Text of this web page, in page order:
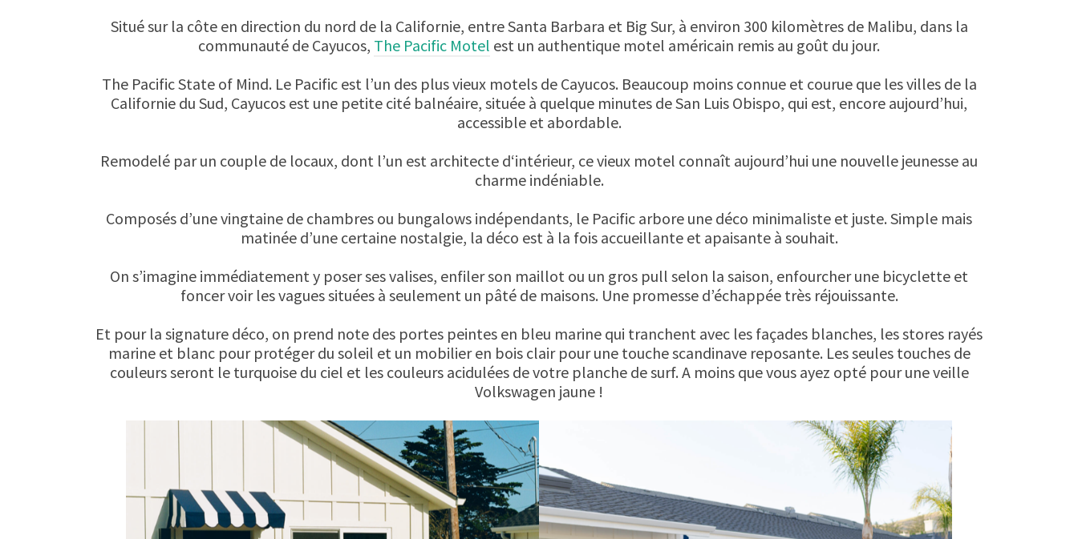
Situé sur la côte en direction du nord de la Californie, entre Santa Barbara et Big Sur, à environ 300 kilomètres de Malibu, dans la
communauté de Cayucos, The Pacific Motel est un authentique motel américain remis au goût du jour.
The Pacific State of Mind. Le Pacific est l’un des plus vieux motels de Cayucos. Beaucoup moins connue et courue que les villes de la
Californie du Sud, Cayucos est une petite cité balnéaire, située à quelque minutes de San Luis Obispo, qui est, encore aujourd’hui,
accessible et abordable.
Remodelé par un couple de locaux, dont l’un est architecte d‘intérieur, ce vieux motel connaît aujourd’hui une nouvelle jeunesse au
charme indéniable.
Composés d’une vingtaine de chambres ou bungalows indépendants, le Pacific arbore une déco minimaliste et juste. Simple mais
matinée d’une certaine nostalgie, la déco est à la fois accueillante et apaisante à souhait.
On s’imagine immédiatement y poser ses valises, enfiler son maillot ou un gros pull selon la saison, enfourcher une bicyclette et
foncer voir les vagues situées à seulement un pâté de maisons. Une promesse d’échappée très réjouissante.
Et pour la signature déco, on prend note des portes peintes en bleu marine qui tranchent avec les façades blanches, les stores rayés
marine et blanc pour protéger du soleil et un mobilier en bois clair pour une touche scandinave reposante. Les seules touches de
couleurs seront le turquoise du ciel et les couleurs acidulées de votre planche de surf. A moins que vous ayez opté pour une veille
Volkswagen jaune !